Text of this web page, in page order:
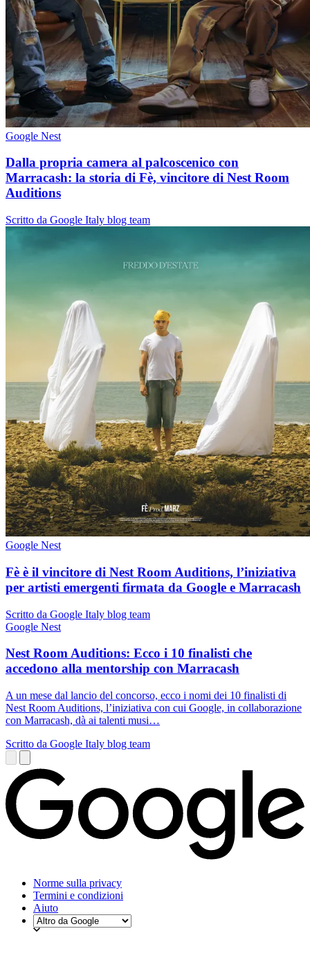
Google Nest
Dalla propria camera al palcoscenico con
Marracash: la storia di Fè, vincitore di Nest Room
Auditions
Scritto da Google Italy blog team
Google Nest
Fè è il vincitore di Nest Room Auditions, l’iniziativa
per artisti emergenti firmata da Google e Marracash
Scritto da Google Italy blog team
Google Nest
Nest Room Auditions: Ecco i 10 finalisti che
accedono alla mentorship con Marracash
A un mese dal lancio del concorso, ecco i nomi dei 10 finalisti di
Nest Room Auditions, l’iniziativa con cui Google, in collaborazione
con Marracash, dà ai talenti musi…
Scritto da Google Italy blog team
Norme sulla privacy
Termini e condizioni
Aiuto